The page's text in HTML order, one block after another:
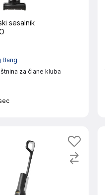
sesalnik
Bang
za člane kluba